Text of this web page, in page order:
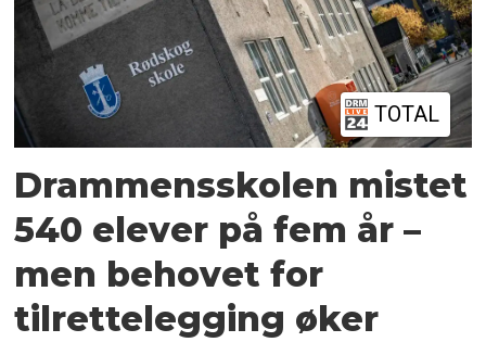
TOTAL
Drammensskolen mistet
540 elever på fem år –
men behovet for
tilrettelegging øker